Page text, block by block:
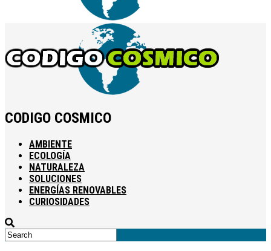
CODIGO COSMICO
AMBIENTE
ECOLOGÍA
NATURALEZA
SOLUCIONES
ENERGÍAS RENOVABLES
CURIOSIDADES